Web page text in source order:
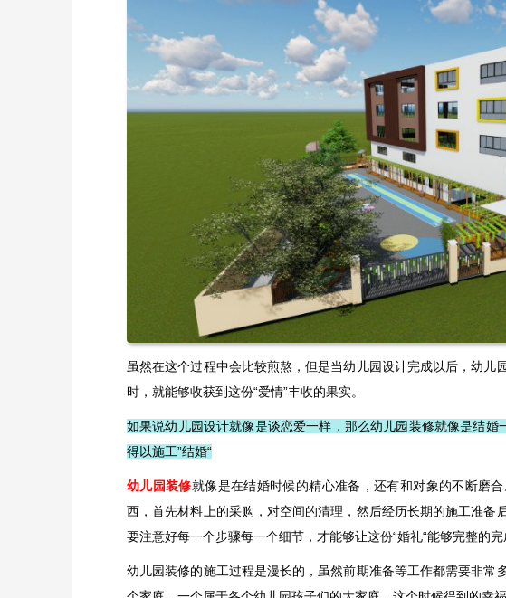
虽然在这个过程中会比较煎熬，但是当幼儿园设计完成以后，幼儿
时，就能够收获到这份“爱情”丰收的果实。
如果说幼儿园设计就像是谈恋爱一样，那么幼儿园装修就像是结婚
得以施工”结婚“
幼儿园装修就像是在结婚时候的精心准备，还有和对象的不断磨
西，首先材料上的采购，对空间的清理，然后经历长期的施工准备
要注意好每一个步骤每一个细节，才能够让这份“婚礼“能够完整的完
幼儿园装修的施工过程是漫长的，虽然前期准备等工作都需要非常